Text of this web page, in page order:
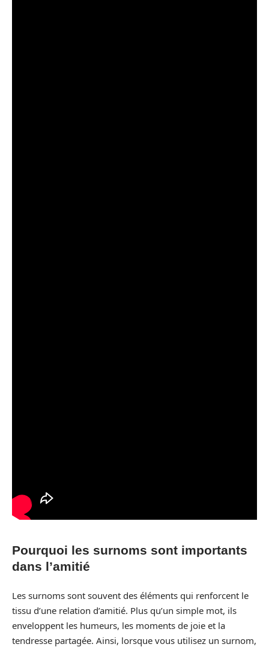
Pourquoi les surnoms sont importants
dans l’amitié
Les surnoms sont souvent des éléments qui renforcent le
tissu d’une relation d’amitié. Plus qu’un simple mot, ils
enveloppent les humeurs, les moments de joie et la
tendresse partagée. Ainsi, lorsque vous utilisez un surnom,